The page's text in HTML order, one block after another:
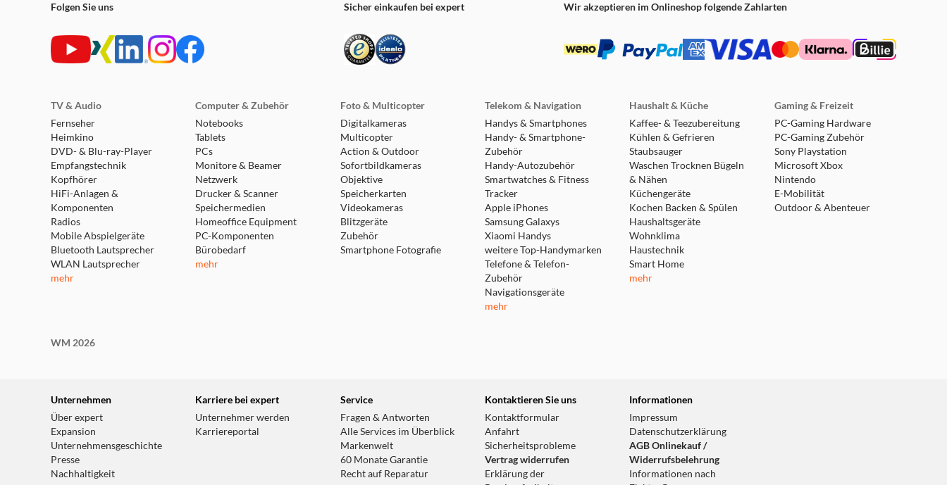
Folgen Sie uns Sicher einkaufen bei expert Wir akzeptieren im Onlineshop folgende Zahlarten
TV & Audio
Fernseher
Heimkino
DVD- & Blu-ray-Player
Empfangstechnik
Kopfhörer
HiFi-Anlagen &
Komponenten
Radios
Mobile Abspielgeräte
Bluetooth Lautsprecher
WLAN Lautsprecher
mehr
Computer & Zubehör
Notebooks
Tablets
PCs
Monitore & Beamer
Netzwerk
Drucker & Scanner
Speichermedien
Homeoffice Equipment
PC-Komponenten
Bürobedarf
mehr
Foto & Multicopter
Digitalkameras
Multicopter
Action & Outdoor
Sofortbildkameras
Objektive
Speicherkarten
Videokameras
Blitzgeräte
Zubehör
Smartphone Fotografie
Telekom & Navigation
Handys & Smartphones
Handy- & Smartphone-
Zubehör
Handy-Autozubehör
Smartwatches & Fitness
Tracker
Apple iPhones
Samsung Galaxys
Xiaomi Handys
weitere Top-Handymarken
Telefone & Telefon-
Zubehör
Navigationsgeräte
mehr
Haushalt & Küche
Kaffee- & Teezubereitung
Kühlen & Gefrieren
Staubsauger
Waschen Trocknen Bügeln
& Nähen
Küchengeräte
Kochen Backen & Spülen
Haushaltsgeräte
Wohnklima
Haustechnik
Smart Home
mehr
Gaming & Freizeit
PC-Gaming Hardware
PC-Gaming Zubehör
Sony Playstation
Microsoft Xbox
Nintendo
E-Mobilität
Outdoor & Abenteuer
WM 2026
Unternehmen
Über expert
Expansion
Unternehmensgeschichte
Presse
Nachhaltigkeit
Karriere bei expert
Unternehmer werden
Karriereportal
Service
Fragen & Antworten
Alle Services im Überblick
Markenwelt
60 Monate Garantie
Recht auf Reparatur
Kontaktieren Sie uns
Kontaktformular
Anfahrt
Sicherheitsprobleme
Vertrag widerrufen
Erklärung der
Informationen
Impressum
Datenschutzerklärung
AGB Onlinekauf /
Widerrufsbelehrung
Informationen nach